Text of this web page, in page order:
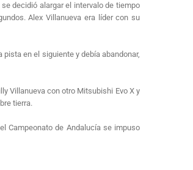
decidió alargar el intervalo de tiempo
Alex Villanueva era líder con su
en el siguiente y debía abandonar,
Villanueva con otro Mitsubishi Evo X y
tierra.
Campeonato de Andalucía se impuso